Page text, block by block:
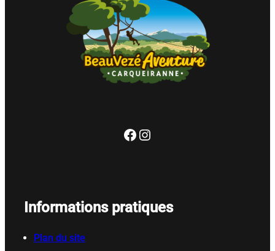
Facebook Instagram
Informations pratiques
Plan du site